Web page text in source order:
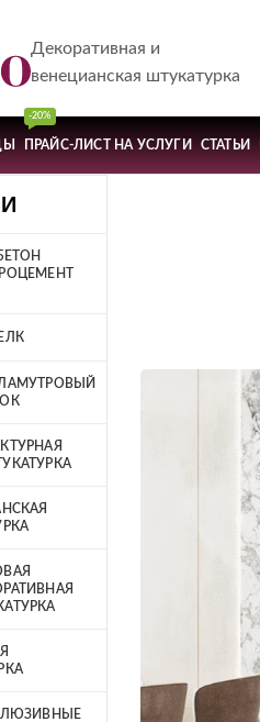
Декоративная и
венецианская штукатурка
ПРАЙС-ЛИСТ НА УСЛУГИ
-20%
СТАТЬИ